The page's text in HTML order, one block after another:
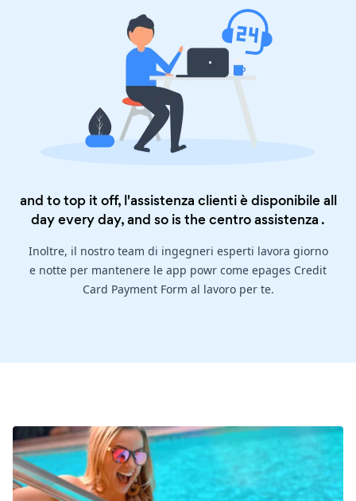
and to top it off, l'assistenza clienti è disponibile all
day every day, and so is thecentro assistenza .
Inoltre, il nostro team di ingegneri esperti lavora giorno
e notte per mantenere le app powr come epages Credit
Card Payment Form al lavoro per te.